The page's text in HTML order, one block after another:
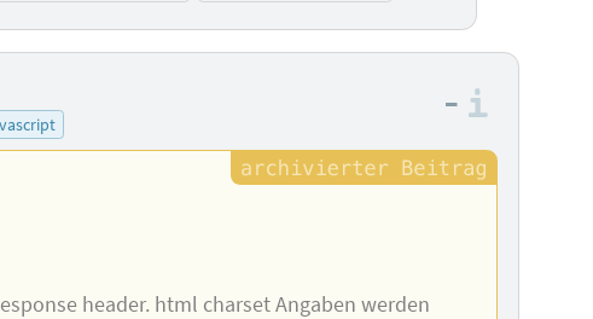
–
header. html charset Angaben werden